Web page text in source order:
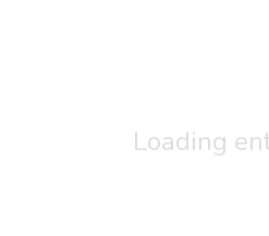
Loading